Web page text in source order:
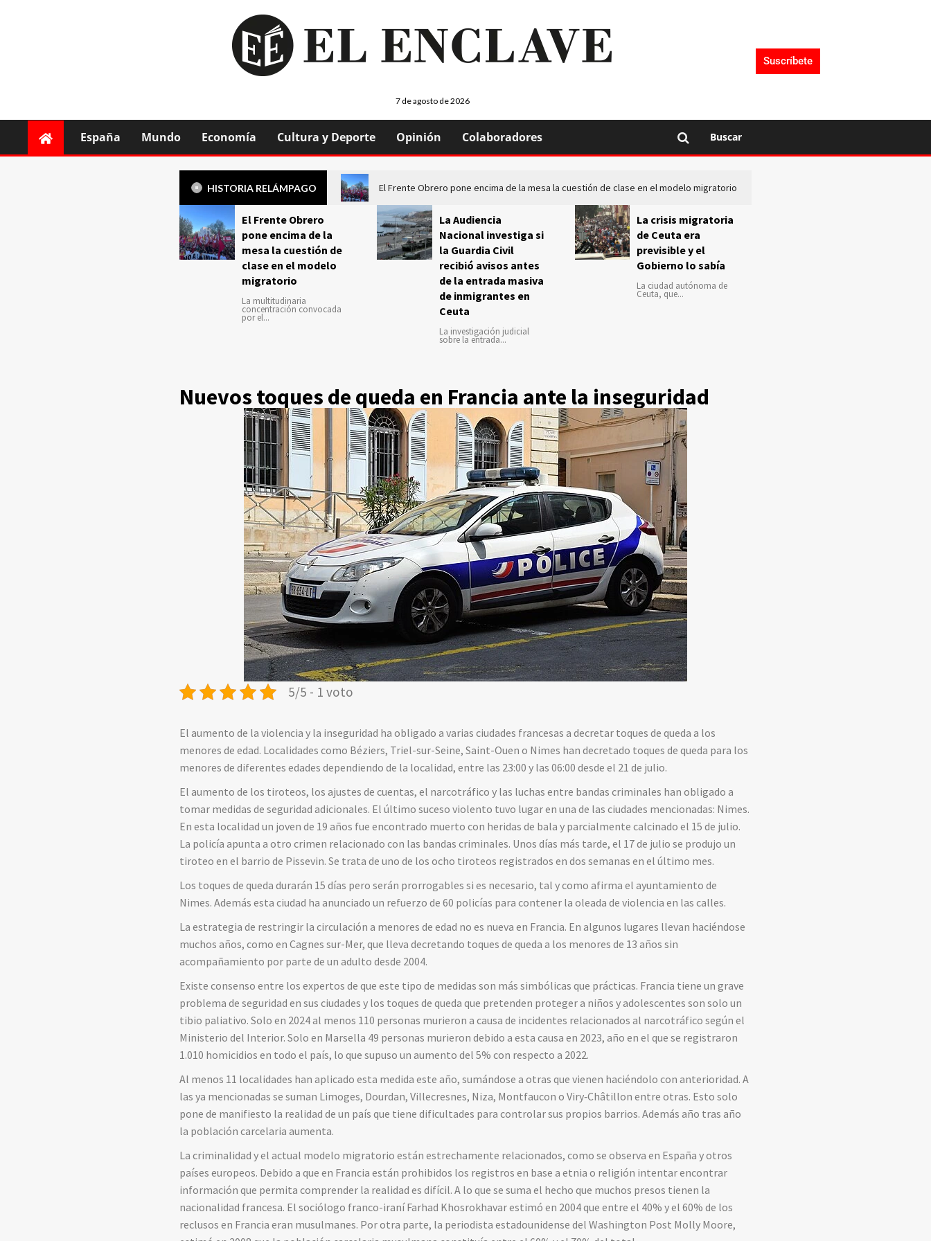
7 de agosto de 2026
Suscríbete
España Mundo Economía Cultura y Deporte Opinión Colaboradores Buscar
HISTORIA RELÁMPAGO El Frente Obrero pone encima de la mesa la cuestión de clase en el modelo migratorio
El Frente Obrero
pone encima de la
mesa la cuestión de
clase en el modelo
migratorio
La multitudinaria
concentración convocada
por el...
La Audiencia
Nacional investiga si
la Guardia Civil
recibió avisos antes
de la entrada masiva
de inmigrantes en
Ceuta
La investigación judicial
sobre la entrada...
La crisis migratoria
de Ceuta era
previsible y el
Gobierno lo sabía
La ciudad autónoma de
Ceuta, que...
Nuevos toques de queda en Francia ante la inseguridad
5/5 - 1 voto
El aumento de la violencia y la inseguridad ha obligado a varias ciudades francesas a decretar toques de queda a los
menores de edad. Localidades como Béziers, Triel-sur-Seine, Saint-Ouen o Nimes han decretado toques de queda para los
menores de diferentes edades dependiendo de la localidad, entre las 23:00 y las 06:00 desde el 21 de julio.
El aumento de los tiroteos, los ajustes de cuentas, el narcotráfico y las luchas entre bandas criminales han obligado a
tomar medidas de seguridad adicionales. El último suceso violento tuvo lugar en una de las ciudades mencionadas: Nimes.
En esta localidad un joven de 19 años fue encontrado muerto con heridas de bala y parcialmente calcinado el 15 de julio.
La policía apunta a otro crimen relacionado con las bandas criminales. Unos días más tarde, el 17 de julio se produjo un
tiroteo en el barrio de Pissevin. Se trata de uno de los ocho tiroteos registrados en dos semanas en el último mes.
Los toques de queda durarán 15 días pero serán prorrogables si es necesario, tal y como afirma el ayuntamiento de
Nimes. Además esta ciudad ha anunciado un refuerzo de 60 policías para contener la oleada de violencia en las calles.
La estrategia de restringir la circulación a menores de edad no es nueva en Francia. En algunos lugares llevan haciéndose
muchos años, como en Cagnes sur-Mer, que lleva decretando toques de queda a los menores de 13 años sin
acompañamiento por parte de un adulto desde 2004.
Existe consenso entre los expertos de que este tipo de medidas son más simbólicas que prácticas. Francia tiene un grave
problema de seguridad en sus ciudades y los toques de queda que pretenden proteger a niños y adolescentes son solo un
tibio paliativo. Solo en 2024 al menos 110 personas murieron a causa de incidentes relacionados al narcotráfico según el
Ministerio del Interior. Solo en Marsella 49 personas murieron debido a esta causa en 2023, año en el que se registraron
1.010 homicidios en todo el país, lo que supuso un aumento del 5% con respecto a 2022.
Al menos 11 localidades han aplicado esta medida este año, sumándose a otras que vienen haciéndolo con anterioridad. A
las ya mencionadas se suman Limoges, Dourdan, Villecresnes, Niza, Montfaucon o Viry‑Châtillon entre otras. Esto solo
pone de manifiesto la realidad de un país que tiene dificultades para controlar sus propios barrios. Además año tras año
la población carcelaria aumenta.
La criminalidad y el actual modelo migratorio están estrechamente relacionados, como se observa en España y otros
países europeos. Debido a que en Francia están prohibidos los registros en base a etnia o religión intentar encontrar
información que permita comprender la realidad es difícil. A lo que se suma el hecho que muchos presos tienen la
nacionalidad francesa. El sociólogo franco-iraní Farhad Khosrokhavar estimó en 2004 que entre el 40% y el 60% de los
reclusos en Francia eran musulmanes. Por otra parte, la periodista estadounidense del Washington Post Molly Moore,